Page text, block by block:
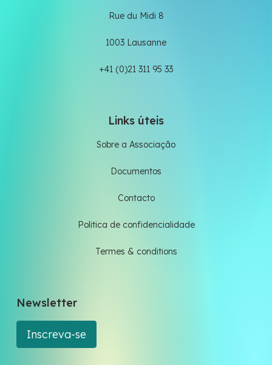
Rue du Midi 8
1003 Lausanne
+41 (0)21 311 95 33
Links úteis
Sobre a Associação
Documentos
Contacto
Politica de confidencialidade
Termes & conditions
Newsletter
Inscreva-se